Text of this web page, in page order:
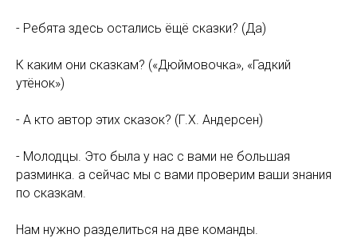
- Ребята здесь остались ёщё сказки? (Да)
К каким они сказкам? («Дюймовочка», «Гадкий
утёнок»)
- А кто автор этих сказок? (Г.Х. Андерсен)
- Молодцы. Это была у нас с вами не большая
разминка. а сейчас мы с вами проверим ваши знания
по сказкам.
Нам нужно разделиться на две команды.